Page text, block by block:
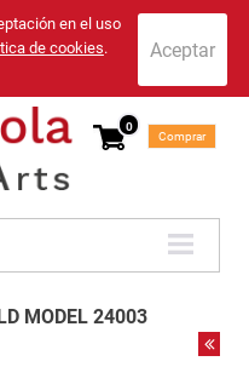
en el uso
de cookies.
0
Comprar
MODEL 24003